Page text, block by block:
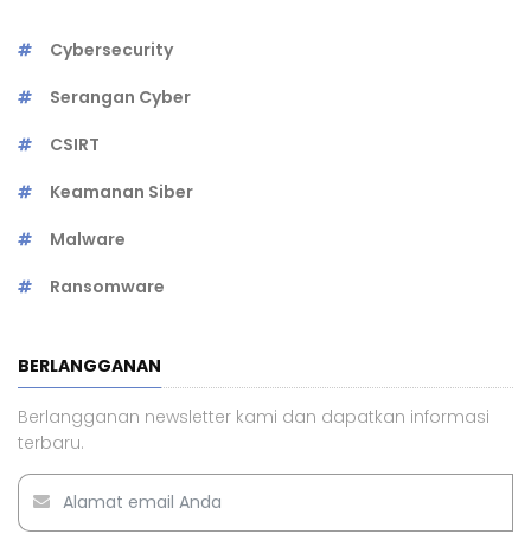
Cybersecurity
Serangan Cyber
CSIRT
Keamanan Siber
Malware
Ransomware
BERLANGGANAN
Berlangganan newsletter kami dan dapatkan informasi
terbaru.